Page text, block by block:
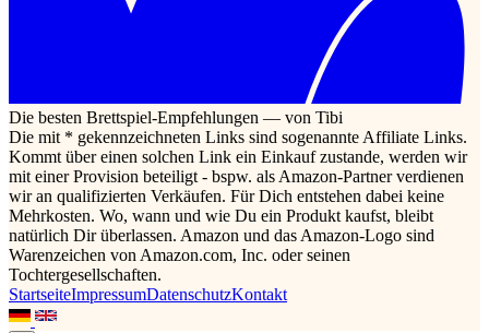
Die besten Brettspiel-Empfehlungen — von Tibi
Die mit * gekennzeichneten Links sind sogenannte Affiliate Links.
Kommt über einen solchen Link ein Einkauf zustande, werden wir
mit einer Provision beteiligt - bspw. als Amazon-Partner verdienen
wir an qualifizierten Verkäufen. Für Dich entstehen dabei keine
Mehrkosten. Wo, wann und wie Du ein Produkt kaufst, bleibt
natürlich Dir überlassen. Amazon und das Amazon-Logo sind
Warenzeichen von Amazon.com, Inc. oder seinen
Tochtergesellschaften.
StartseiteImpressumDatenschutzKontakt